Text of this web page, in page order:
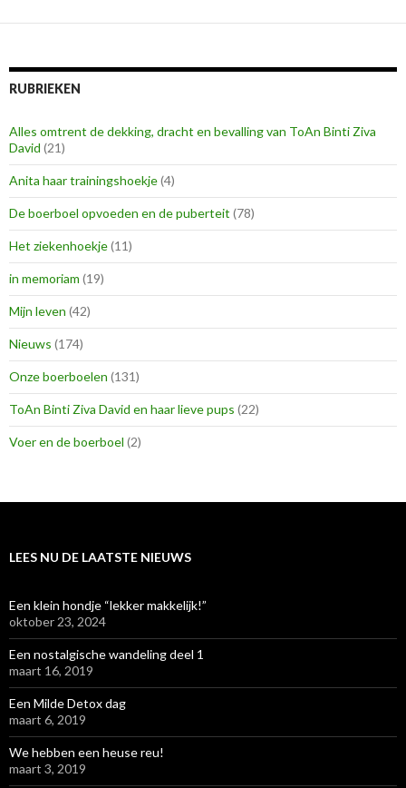
RUBRIEKEN
Alles omtrent de dekking, dracht en bevalling van ToAn Binti Ziva
David (21)
Anita haar trainingshoekje(4)
De boerboel opvoeden en de puberteit (78)
Het ziekenhoekje(11)
in memoriam (19)
Mijn leven (42)
Nieuws (174)
Onze boerboelen (131)
ToAn Binti Ziva David en haar lieve pups (22)
Voer en de boerboel (2)
LEES NU DE LAATSTE NIEUWS
Een klein hondje “lekker makkelijk!”
oktober 23, 2024
Een nostalgische wandeling deel 1
maart 16, 2019
Een Milde Detox dag
maart 6, 2019
We hebben een heuse reu!
maart 3, 2019